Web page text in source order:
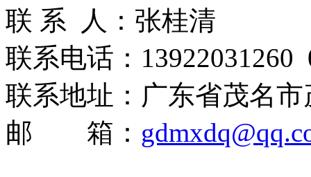
联 系 人：张桂清
联系电话：13922031260
联系地址：广东省茂名
邮 箱：